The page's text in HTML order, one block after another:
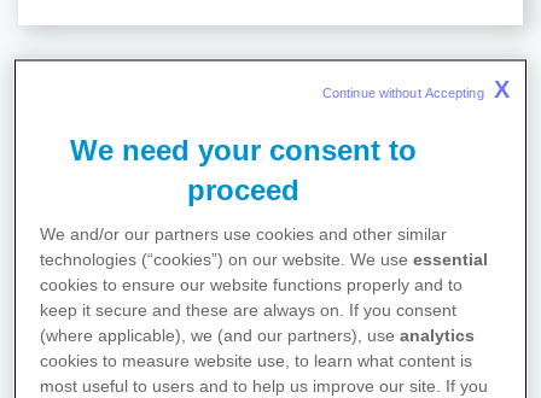
Hier finden Sie Antworten auf
Ihre drängendsten Fragen zu
Diagnose- und
Behandlungsmöglichkeiten
We need your consent to
proceed
We and/or our partners use cookies and other similar
technologies (“cookies”) on our website. We useessential
cookies to ensure our website functions properly and to
keep it secure and these are always on. If you consent
(where applicable), we (and our partners), useanalytics
cookies to measure website use, to learn what content is
most useful to users and to help us improve our site. If you
Continue without Accepting X